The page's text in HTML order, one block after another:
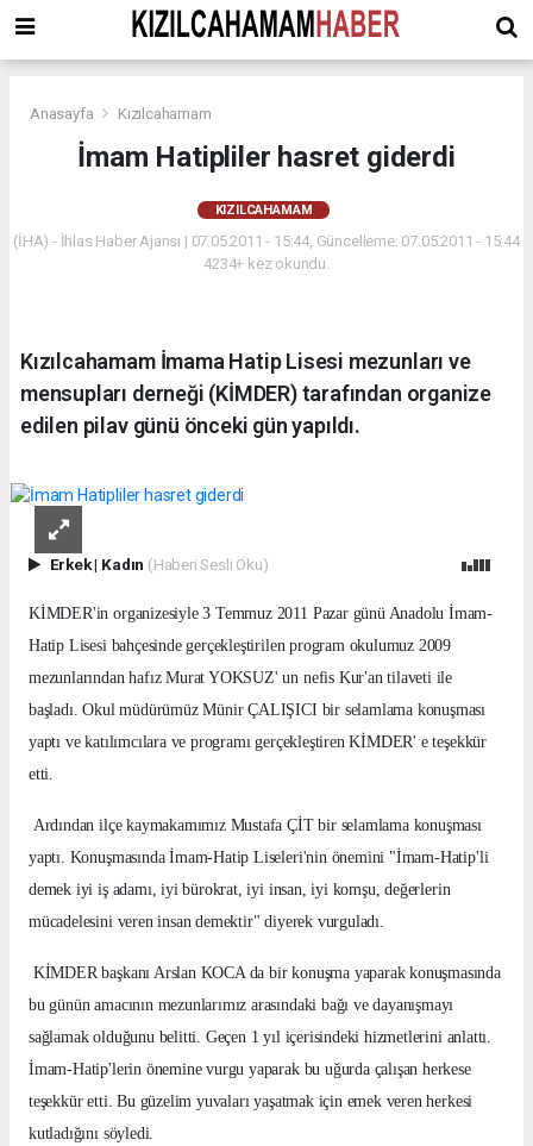
Anasayfa Kızılcahamam
İmam Hatipliler hasret giderdi
KIZILCAHAMAM
(İHA) - İhlas Haber Ajansı | 07.05.2011 - 15:44, Güncelleme: 07.05.2011 - 15:44
4234+ kez okundu.
Kızılcahamam İmama Hatip Lisesi mezunları ve
mensupları derneği (KİMDER) tarafından organize
edilen pilav günü önceki gün yapıldı.
Erkek| Kadın (Haberi Sesli Oku)
KİMDER'in organizesiyle 3 Temmuz 2011 Pazar günü Anadolu İmam-
Hatip Lisesi bahçesinde gerçekleştirilen program okulumuz 2009
mezunlarından hafız Murat YOKSUZ' un nefis Kur'an tilaveti ile
başladı. Okul müdürümüz Münir ÇALIŞICI bir selamlama konuşması
yaptı ve katılımcılara ve programı gerçekleştiren KİMDER' e teşekkür
etti.
Ardından ilçe kaymakamımız Mustafa ÇİT bir selamlama konuşması
yaptı. Konuşmasında İmam-Hatip Liseleri'nin önemini "İmam-Hatip'li
demek iyi iş adamı, iyi bürokrat, iyi insan, iyi komşu, değerlerin
mücadelesini veren insan demektir" diyerek vurguladı.
KİMDER başkanı Arslan KOCA da bir konuşma yaparak konuşmasında
bu günün amacının mezunlarımız arasındaki bağı ve dayanışmayı
sağlamak olduğunu belitti. Geçen 1 yıl içerisindeki hizmetlerini anlattı.
İmam-Hatip'lerin önemine vurgu yaparak bu uğurda çalışan herkese
teşekkür etti. Bu güzelim yuvaları yaşatmak için emek veren herkesi
kutladığını söyledi.